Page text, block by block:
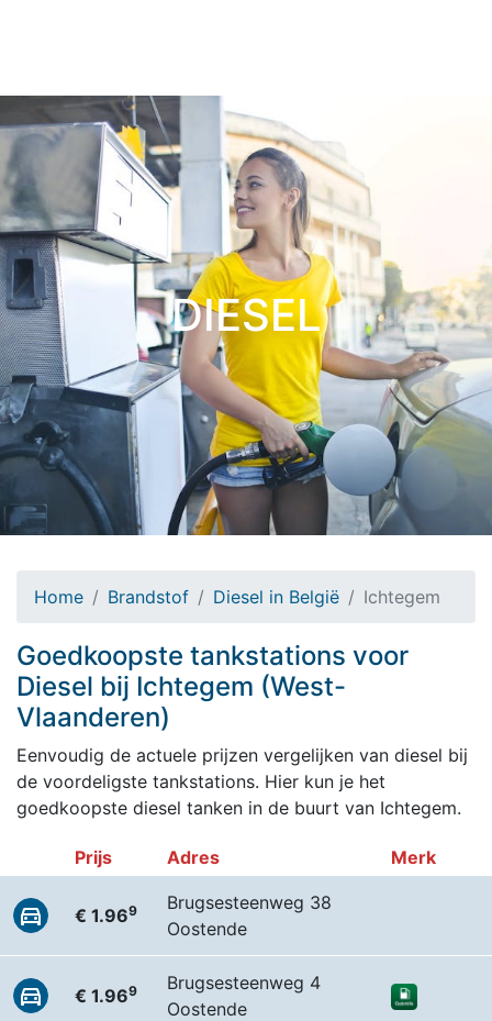
DIESEL
Home Brandstof Diesel in België Ichtegem
Goedkoopste tankstations voor
Diesel bij Ichtegem (West-
Vlaanderen)
Eenvoudig de actuele prijzen vergelijken van diesel bij
de voordeligste tankstations. Hier kun je het
goedkoopste diesel tanken in de buurt van Ichtegem.
Prijs Adres Merk
€ 1.969
Brugsesteenweg 38
Oostende
€ 1.969
Brugsesteenweg 4
Oostende